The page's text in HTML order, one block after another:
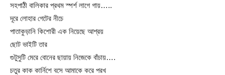
সহপাঠী বালিকার প্রথম স্পর্শ লাগে গায়…..
দূরে লোহার গেটের নীচে
পাতাকুড়ানি কিশোরী এক নিয়েছে আশ্রয়
ছোট ভাইটি তার
গুটুসুটি মেরে বোনের ছায়ায় নিজেকে বাঁচায়….
চতুর কাক কার্নিশে বসে আমাকে করে পরখ